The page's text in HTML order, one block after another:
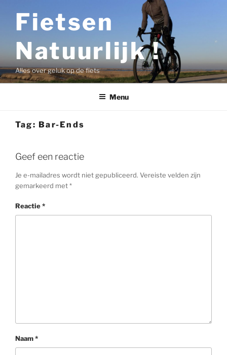
inhoud
Fietsen
Natuurlijk !
Alles over geluk op de fiets
Menu
Tag: Bar-Ends
Geef een reactie
Je e-mailadres wordt niet gepubliceerd. Vereiste velden zijn
gemarkeerd met*
Reactie*
Naam*